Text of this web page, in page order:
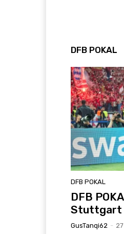
DFB POKAL
DFB POKAL
DFB
Stuttgart
GusTanqi62 -